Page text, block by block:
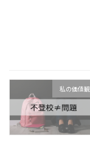
私の価値観